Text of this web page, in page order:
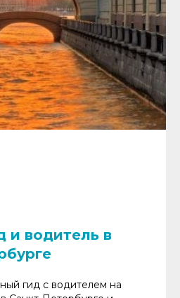
и водитель в
гид с водителем на